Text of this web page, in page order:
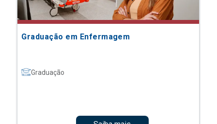
Graduação em Enfermagem
Graduação